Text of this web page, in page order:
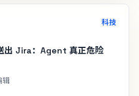
科技
出 Jira：Agent 真正危险
辑